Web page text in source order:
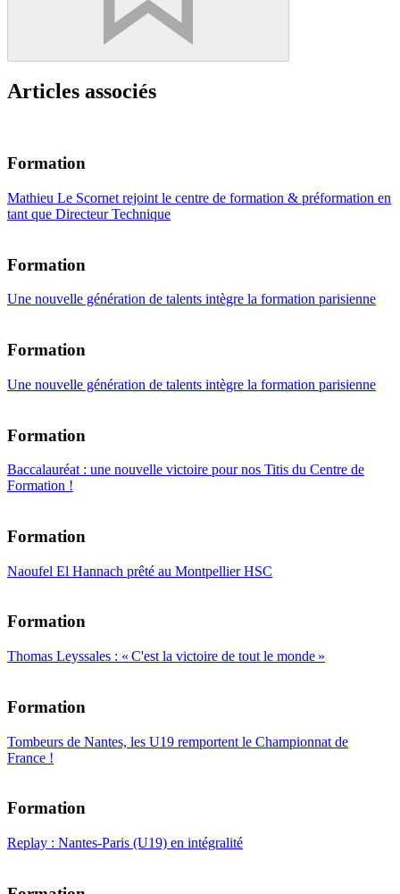
Articles associés
Formation
Mathieu Le Scornet rejoint le centre de formation & préformation en
tant que Directeur Technique
Formation
Une nouvelle génération de talents intègre la formation parisienne
Formation
Une nouvelle génération de talents intègre la formation parisienne
Formation
Baccalauréat : une nouvelle victoire pour nos Titis du Centre de
Formation !
Formation
Naoufel El Hannach prêté au Montpellier HSC
Formation
Thomas Leyssales : « C'est la victoire de tout le monde »
Formation
Tombeurs de Nantes, les U19 remportent le Championnat de
France !
Formation
Replay : Nantes-Paris (U19) en intégralité